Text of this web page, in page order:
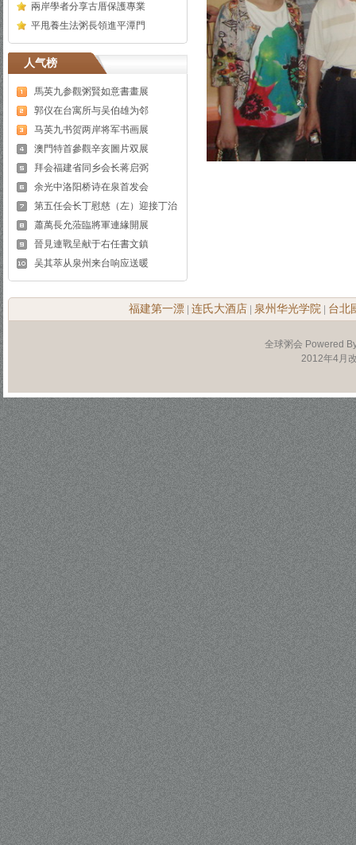
兩岸學者分享古厝保護專業
平甩養生法粥長領進平潭門
人气榜
馬英九参觀粥賢如意書畫展
郭仪在台寓所与吴伯雄为邻
马英九书贺两岸将军书画展
澳門特首參觀辛亥圖片双展
拜会福建省同乡会长蒋启弼
余光中洛阳桥诗在泉首发会
第五任会长丁慰慈（左）迎接丁治
蕭萬長允蒞臨將軍連緣開展
晉見連戰呈献于右任書文鎮
吴其萃从泉州来台响应送暖
福建第一漂 连氏大酒店 泉州华光学院 台北
全球粥会 Powered
2012年4月